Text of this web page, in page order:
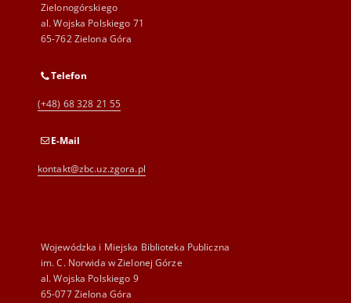
Zielonogórskiego
al. Wojska Polskiego 71
65-762 Zielona Góra
Telefon
(+48) 68 328 21 55
E-Mail
kontakt@zbc.uz.zgora.pl
Wojewódzka i Miejska Biblioteka Publiczna
im. C. Norwida w Zielonej Górze
al. Wojska Polskiego 9
65-077 Zielona Góra